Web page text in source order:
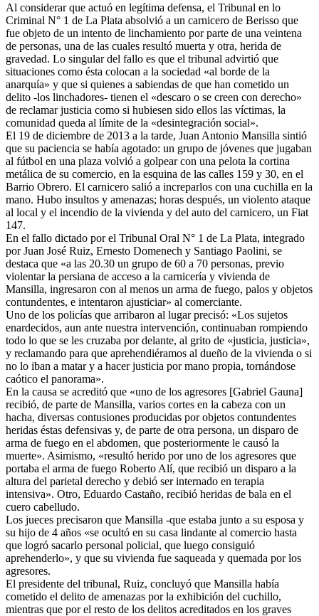
Al considerar que actuó en legítima defensa, el Tribunal en lo
Criminal N° 1 de La Plata absolvió a un carnicero de Berisso que
fue objeto de un intento de linchamiento por parte de una veintena
de personas, una de las cuales resultó muerta y otra, herida de
gravedad. Lo singular del fallo es que el tribunal advirtió que
situaciones como ésta colocan a la sociedad «al borde de la
anarquía» y que si quienes a sabiendas de que han cometido un
delito -los linchadores- tienen el «descaro o se creen con derecho»
de reclamar justicia como si hubiesen sido ellos las víctimas, la
comunidad queda al límite de la «desintegración social».
El 19 de diciembre de 2013 a la tarde, Juan Antonio Mansilla sintió
que su paciencia se había agotado: un grupo de jóvenes que jugaban
al fútbol en una plaza volvió a golpear con una pelota la cortina
metálica de su comercio, en la esquina de las calles 159 y 30, en el
Barrio Obrero. El carnicero salió a increparlos con una cuchilla en la
mano. Hubo insultos y amenazas; horas después, un violento ataque
al local y el incendio de la vivienda y del auto del carnicero, un Fiat
147.
En el fallo dictado por el Tribunal Oral N° 1 de La Plata, integrado
por Juan José Ruiz, Ernesto Domenech y Santiago Paolini, se
destaca que «a las 20.30 un grupo de 60 a 70 personas, previo
violentar la persiana de acceso a la carnicería y vivienda de
Mansilla, ingresaron con al menos un arma de fuego, palos y objetos
contundentes, e intentaron ajusticiar» al comerciante.
Uno de los policías que arribaron al lugar precisó: «Los sujetos
enardecidos, aun ante nuestra intervención, continuaban rompiendo
todo lo que se les cruzaba por delante, al grito de «justicia, justicia»,
y reclamando para que aprehendiéramos al dueño de la vivienda o si
no lo iban a matar y a hacer justicia por mano propia, tornándose
caótico el panorama».
En la causa se acreditó que «uno de los agresores [Gabriel Gauna]
recibió, de parte de Mansilla, varios cortes en la cabeza con un
hacha, diversas contusiones producidas por objetos contundentes
heridas éstas defensivas y, de parte de otra persona, un disparo de
arma de fuego en el abdomen, que posteriormente le causó la
muerte». Asimismo, «resultó herido por uno de los agresores que
portaba el arma de fuego Roberto Alí, que recibió un disparo a la
altura del parietal derecho y debió ser internado en terapia
intensiva». Otro, Eduardo Castaño, recibió heridas de bala en el
cuero cabelludo.
Los jueces precisaron que Mansilla -que estaba junto a su esposa y
su hijo de 4 años «se ocultó en su casa lindante al comercio hasta
que logró sacarlo personal policial, que luego consiguió
aprehenderlo», y que su vivienda fue saqueada y quemada por los
agresores.
El presidente del tribunal, Ruiz, concluyó que Mansilla había
cometido el delito de amenazas por la exhibición del cuchillo,
mientras que por el resto de los delitos acreditados en los graves